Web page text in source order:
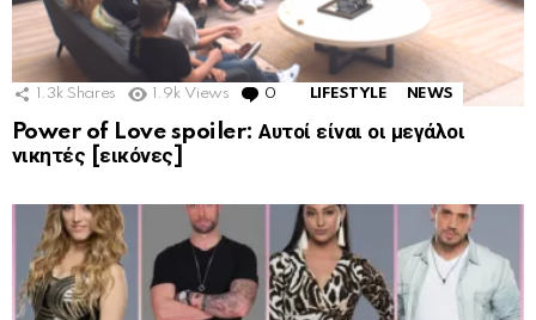
1.3k Shares 1.9k Views 0 Comments
LIFESTYLE NEWS
Power of Love spoiler: Αυτοί είναι οι μεγάλοι
νικητές [εικόνες]